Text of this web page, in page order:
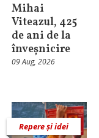
Mihai
Viteazul, 425
de ani de la
înveșnicire
09 Aug, 2026
Repere și idei